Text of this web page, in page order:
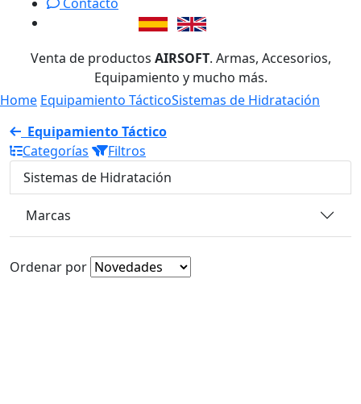
Venta de productos AIRSOFT. Armas, Accesorios,
Equipamiento y mucho más.
Home Equipamiento TácticoSistemas de Hidratación
Equipamiento Táctico
Categorías
Filtros
Sistemas de Hidratación
Marcas
Ordenar por